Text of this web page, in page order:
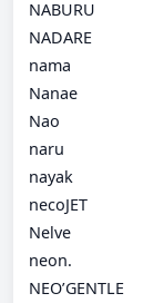
NABURU
NADARE
nama
Nanae
Nao
naru
nayak
necoJET
Nelve
neon.
NEO’GENTLE